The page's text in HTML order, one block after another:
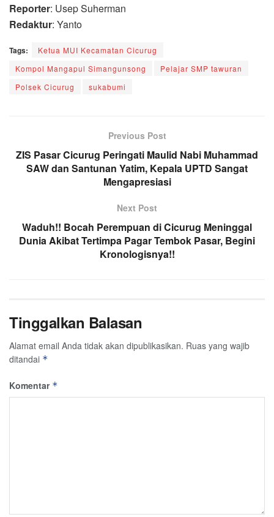
Reporter: Usep Suherman
Redaktur: Yanto
Tags:
Ketua MUI Kecamatan Cicurug
Kompol Mangapul Simangunsong
Pelajar SMP tawuran
Polsek Cicurug
sukabumi
Previous Post
ZIS Pasar Cicurug Peringati Maulid Nabi Muhammad
SAW dan Santunan Yatim, Kepala UPTD Sangat
Mengapresiasi
Next Post
Waduh!! Bocah Perempuan di Cicurug Meninggal
Dunia Akibat Tertimpa Pagar Tembok Pasar, Begini
Kronologisnya!!
Tinggalkan Balasan
Alamat email Anda tidak akan dipublikasikan. Ruas yang wajib
ditandai *
Komentar *